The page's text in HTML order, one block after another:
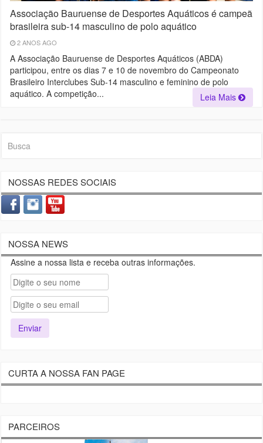
Associação Bauruense de Desportes Aquáticos é campeã
brasileira sub-14 masculino de polo aquático
2 ANOS AGO
A Associação Bauruense de Desportes Aquáticos (ABDA)
participou, entre os dias 7 e 10 de novembro do Campeonato
Brasileiro Interclubes Sub-14 masculino e feminino de polo
aquático. A competição...
Leia Mais
NOSSAS REDES SOCIAIS
NOSSA NEWS
Assine a nossa lista e receba outras informações.
CURTA A NOSSA FAN PAGE
PARCEIROS